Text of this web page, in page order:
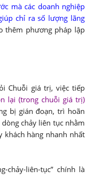
mà các doanh nghiệp
chỉ ra số lượng lãng
thêm phương pháp lập
Chuỗi giá trị, việc tiếp
lại (trong chuỗi giá trị)
bị gián đoạn, trì hoãn
chảy liên tục nhằm
khách hàng nhanh nhất
chảy-liên-tục” chính là